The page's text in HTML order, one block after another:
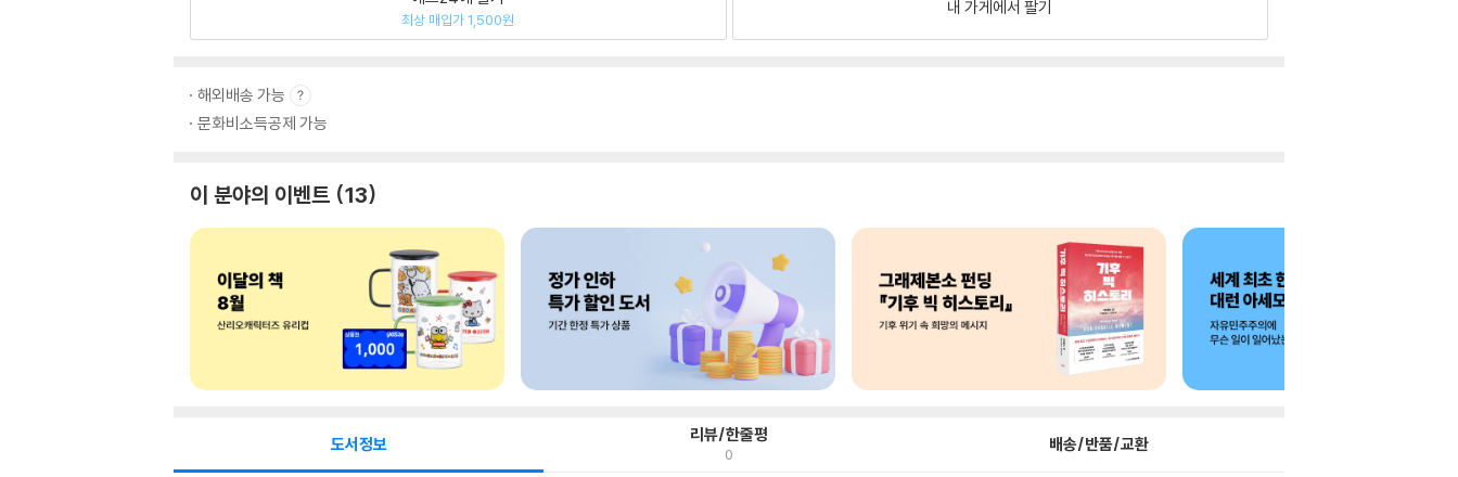
최상 매입가 1,500원
내 가게에서 팔기
해외배송 가능
문화비소득공제 가능
이 분야의 이벤트 13
도서정보 리뷰/한줄평
0 배송/반품/교환